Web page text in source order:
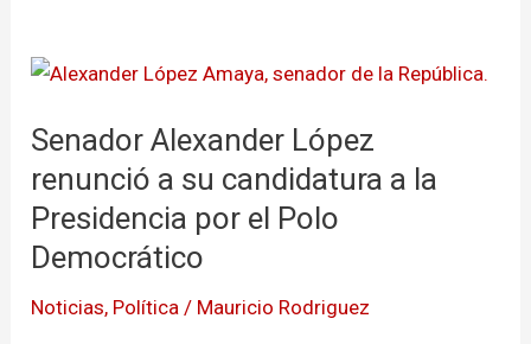
Senador Alexander López
renunció a su candidatura a la
Presidencia por el Polo
Democrático
Noticias, Política / Mauricio Rodriguez
Senador
López
renunció
a
su
candidatura
a